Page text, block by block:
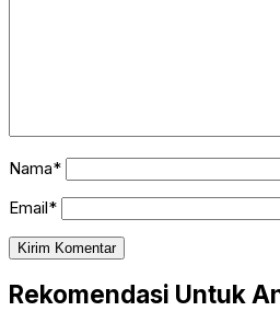
Nama*
Email*
Rekomendasi Untuk